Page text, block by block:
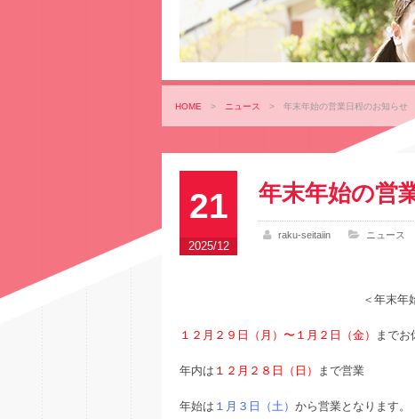
HOME > ニュース > 年末年始の営業日程のお知らせ
21
2025/12
年末年始の営
raku-seitaiin ニュース
＜年末年
１２月２９日（月）〜１月２日（金） までお
年内は １２月２８日（日） まで営業
年始は １月３日（土） から営業となります。